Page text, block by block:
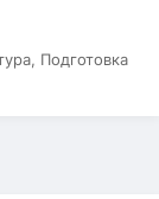
Подготовка